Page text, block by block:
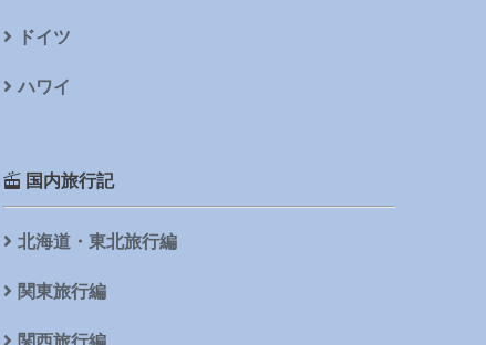
ドイツ
ハワイ
国内旅行記
北海道・東北旅行編
関東旅行編
関西旅行編